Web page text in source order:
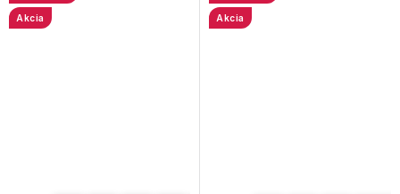
Akcia Akcia